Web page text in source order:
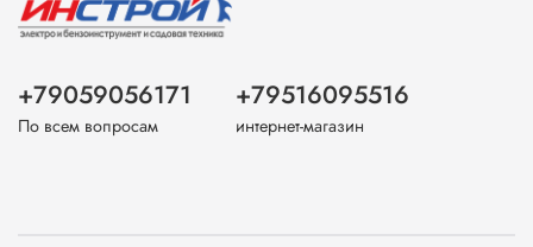
+79059056171
По всем вопросам
+79516095516
интернет-магазин